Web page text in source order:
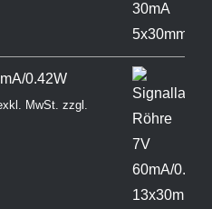
0.42W
MwSt. zzgl.